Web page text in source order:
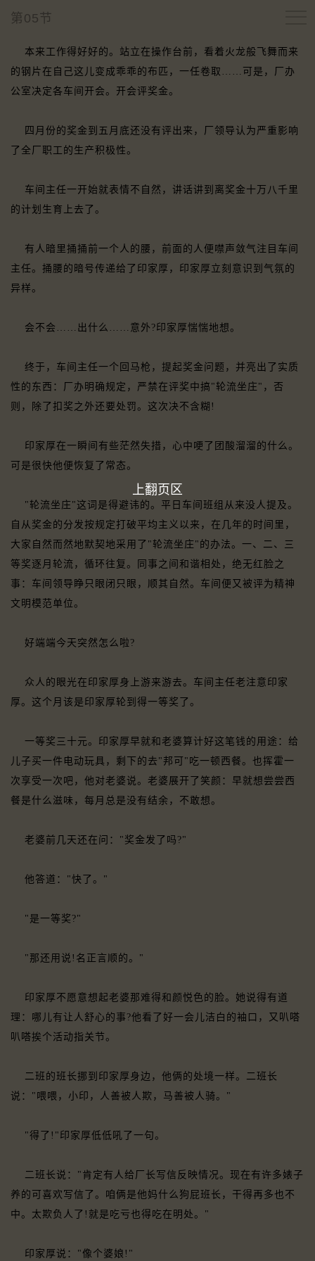
第05节
本来工作得好好的。站立在操作台前，看着火龙般飞舞而来
的钢片在自己这儿变成乖乖的布匹，一任卷取……可是，厂办
公室决定各车间开会。开会评奖金。
四月份的奖金到五月底还没有评出来，厂领导认为严重影响
了全厂职工的生产积极性。
车间主任一开始就表情不自然，讲话讲到离奖金十万八千里
的计划生育上去了。
有人暗里捅捅前一个人的腰，前面的人便噤声敛气注目车间
主任。捅腰的暗号传递给了印家厚，印家厚立刻意识到气氛的
异样。
会不会……出什么……意外?印家厚惴惴地想。
终于，车间主任一个回马枪，提起奖金问题，并亮出了实质
性的东西：厂办明确规定，严禁在评奖中搞"轮流坐庄"，否
则，除了扣奖之外还要处罚。这次决不含糊!
印家厚在一瞬间有些茫然失措，心中哽了团酸溜溜的什么。
可是很快他便恢复了常态。
"轮流坐庄"这词是得避讳的。平日车间班组从来没人提及。
自从奖金的分发按规定打破平均主义以来，在几年的时间里，
大家自然而然地默契地采用了"轮流坐庄"的办法。一、二、三
等奖逐月轮流，循环往复。同事之间和谐相处，绝无红脸之
事：车间领导睁只眼闭只眼，顺其自然。车间便又被评为精神
文明模范单位。
好端端今天突然怎么啦?
众人的眼光在印家厚身上游来游去。车间主任老注意印家
厚。这个月该是印家厚轮到得一等奖了。
一等奖三十元。印家厚早就和老婆算计好这笔钱的用途：给
儿子买一件电动玩具，剩下的去"邦可"吃一顿西餐。也挥霍一
次享受一次吧，他对老婆说。老婆展开了笑颜：早就想尝尝西
餐是什么滋味，每月总是没有结余，不敢想。
老婆前几天还在问："奖金发了吗?"
他答道："快了。"
"是一等奖?"
"那还用说!名正言顺的。"
印家厚不愿意想起老婆那难得和颜悦色的脸。她说得有道
理：哪儿有让人舒心的事?他看了好一会儿洁白的袖口，又叭嗒
叭嗒挨个活动指关节。
二班的班长挪到印家厚身边，他俩的处境一样。二班长
说："喂喂，小印，人善被人欺，马善被人骑。"
"得了!"印家厚低低吼了一句。
二班长说："肯定有人给厂长写信反映情况。现在有许多婊子
养的可喜欢写信了。咱俩是他妈什么狗屁班长，干得再多也不
中。太欺负人了!就是吃亏也得吃在明处。"
印家厚说："像个婆娘!"
上翻页区